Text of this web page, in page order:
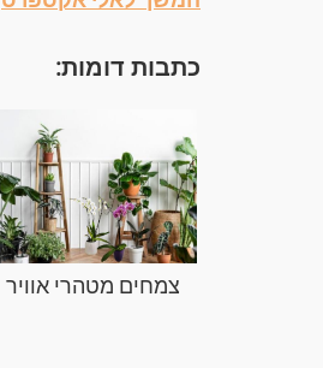
כתבות דומות:
צמחים מטהרי אוויר